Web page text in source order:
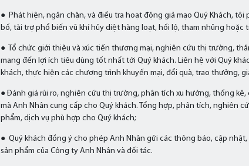
● Phát hiện, ngăn chặn, và điều tra hoạt động giả mạo Quý Khách,
bố, tài trợ phổ biến vũ khí hủy diệt hàng loạt, hối lộ, tham nhũng hoặc
● Tổ chức giới thiệu và xúc tiến thương mại, nghiên cứu thị trường,
mang đến lợi ích tiêu dùng tốt nhất tới Quý khách. Liên hệ với Quý
khách, thực hiện các chương trình khuyến mại, đổi quà, trao thưởng,
● Đánh giá rủi ro, nghiên cứu thị trường, phân tích xu hướng, thống
mà Anh Nhân cung cấp cho Quý khách. Tổng hợp, phân tích, nghiên
phẩm, dịch vụ phù hợp cho Quý khách;
● Quý khách đồng ý cho phép Anh Nhân gửi các thông báo, cập
sản phẩm của Công ty Anh Nhân và đối tác.